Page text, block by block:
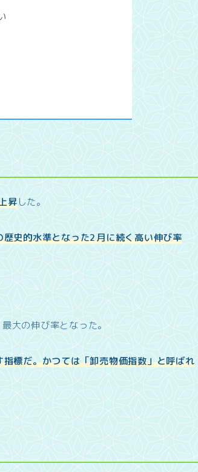
昇した。
史的水準となった2月に続く高い伸び率
大の伸び率となった。
標だ。かつては「卸売物価指数」と呼ばれ